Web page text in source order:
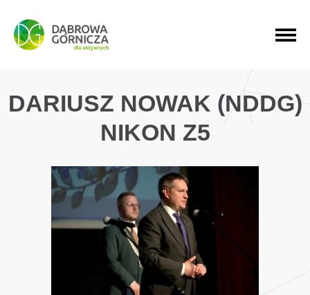
PRZEJDŹ DO MENU GŁÓWNEGO
PRZEJDŹ DO WYSZUKIWARKI
PRZEJDŹ DO TREŚCI
DARIUSZ NOWAK (NDDG)
NIKON Z5